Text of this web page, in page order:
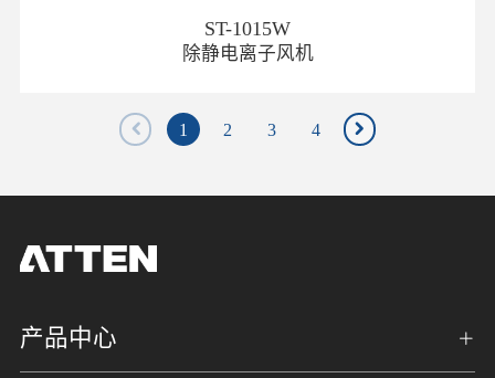
ST-1015W
除静电离子风机
1 2 3 4
产品中心